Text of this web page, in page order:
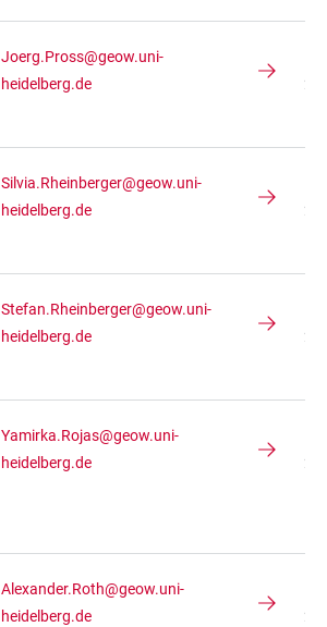
Joerg.Pross@geow.uni-
heidelberg.de
Silvia.Rheinberger@geow.uni-
heidelberg.de
Stefan.Rheinberger@geow.uni-
heidelberg.de
Yamirka.Rojas@geow.uni-
heidelberg.de
Alexander.Roth@geow.uni-
heidelberg.de